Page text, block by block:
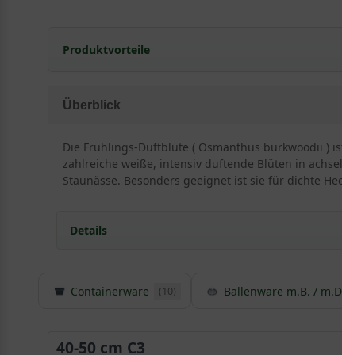
Produktvorteile
sehr dichte, kompakte Hecke
sehr schnittverträglich
ansprechender Duft
verträgt keinen Staunässe
Überblick
Die Frühlings-Duftblüte ( Osmanthus burkwoodii )
zahlreiche weiße, intensiv duftende Blüten in
Staunässe. Besonders geeignet ist sie für dichte
Details
Detaillierte Informationen Frühlings-Duftblüte
Gärten bisher relativ selten. Jedoch eignet sich
Containerware (10) Ballenware m.B. /
40-50 cm C3